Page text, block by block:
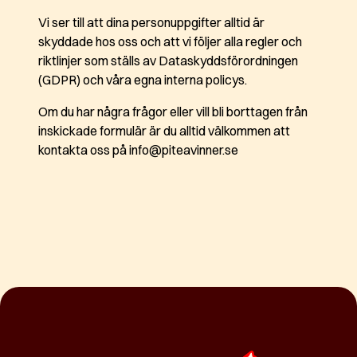
Vi ser till att dina personuppgifter alltid är
skyddade hos oss och att vi följer alla regler och
riktlinjer som ställs av Dataskyddsförordningen
(GDPR) och våra egna interna policys.
Om du har några frågor eller vill bli borttagen från
inskickade formulär är du alltid välkommen att
kontakta oss på info@piteavinner.se